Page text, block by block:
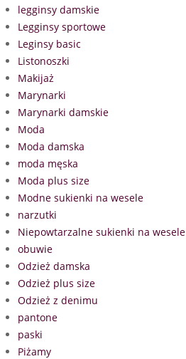
legginsy damskie
Legginsy sportowe
Leginsy basic
Listonoszki
Makijaż
Marynarki
Marynarki damskie
Moda
Moda damska
moda męska
Moda plus size
Modne sukienki na wesele
narzutki
Niepowtarzalne sukienki na wesele
obuwie
Odzież damska
Odzież plus size
Odzież z denimu
pantone
paski
Piżamy